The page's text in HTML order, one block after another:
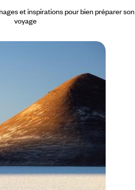
et inspirations pour bien préparer son
voyage